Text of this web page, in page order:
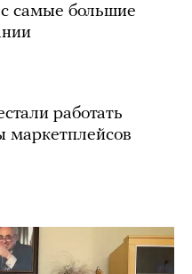
самые большие
работать
маркетплейсов